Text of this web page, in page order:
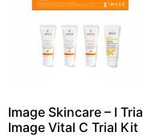
Image Skincare – I
Image Vital C Trial Kit